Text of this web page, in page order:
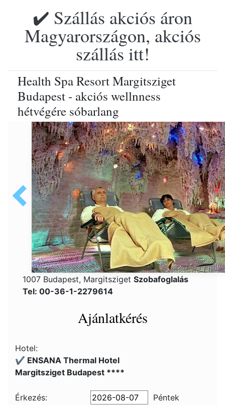
✔️ Szállás akciós áron
Magyarországon, akciós
szállás itt!
Health Spa Resort Margitsziget
Budapest - akciós wellnness
hétvégére sóbarlang
1007 Budapest, Margitsziget Szobafoglalás
Tel: 00-36-1-2279614
Ajánlatkérés
Hotel:
✔️ ENSANA Thermal Hotel
Margitsziget Budapest ****
Érkezés: Péntek